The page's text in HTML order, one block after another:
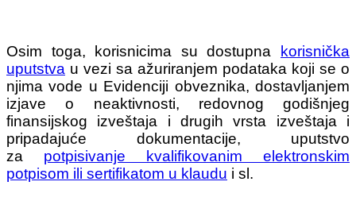
Osim toga, korisnicima su dostupna korisnička
uputstva u vezi sa ažuriranjem podataka koji se o
njima vode u Evidenciji obveznika, dostavljanjem
izjave o neaktivnosti, redovnog godišnjeg
finansijskog izveštaja i drugih vrsta izveštaja i
pripadajuće dokumentacije, uputstvo
za potpisivanje kvalifikovanim elektronskim
potpisom ili sertifikatom u klaudu i sl.